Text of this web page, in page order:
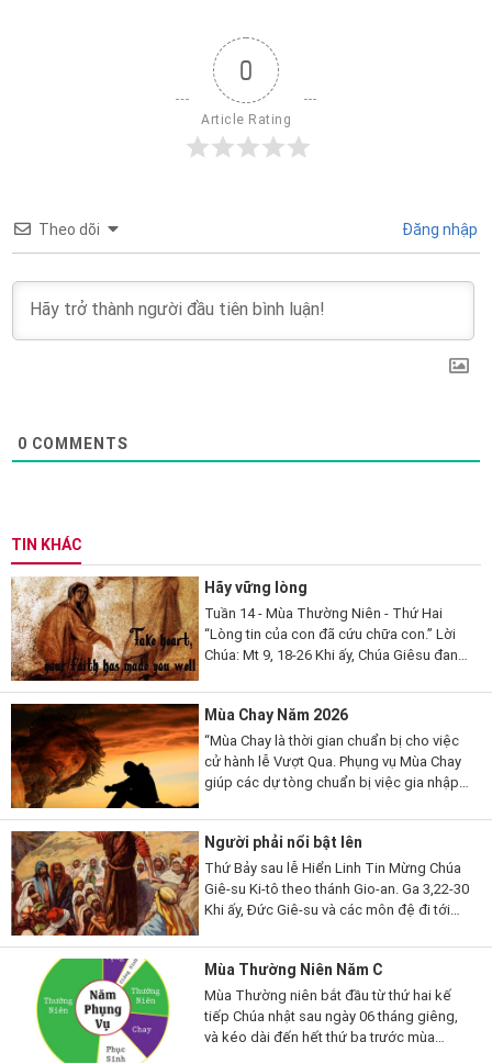
0
Article Rating
Theo dõi Đăng nhập
0 COMMENTS
TIN KHÁC
Hãy vững lòng
Tuần 14 - Mùa Thường Niên - Thứ Hai
“Lòng tin của con đã cứu chữa con.” Lời
Chúa: Mt 9, 18-26 Khi ấy, Chúa Giêsu đang
mà thưa...
Mùa Chay Năm 2026
“Mùa Chay là thời gian chuẩn bị cho việc
cử hành lễ Vượt Qua. Phụng vụ Mùa Chay
giúp các dự tòng chuẩn bị việc gia nhập
Chay cũng là thời gian...
Người phải nổi bật lên
Thứ Bảy sau lễ Hiển Linh Tin Mừng Chúa
Giê-su Ki-tô theo thánh Gio-an. Ga 3,22-30
Khi ấy, Đức Giê-su và các môn đệ đi tới
ông và làm phép rửa. Còn...
Mùa Thường Niên Năm C
Mùa Thường niên bắt đầu từ thứ hai kế
tiếp Chúa nhật sau ngày 06 tháng giêng,
và kéo dài đến hết thứ ba trước mùa